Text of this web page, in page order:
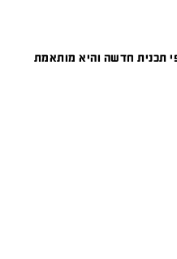
תכנית חדשה והיא מותאמת